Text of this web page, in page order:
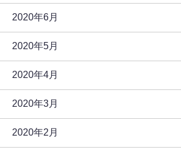
2020年6月
2020年5月
2020年4月
2020年3月
2020年2月